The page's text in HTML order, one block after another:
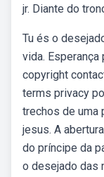
jr. Diante do
Tu és o
vida.
copyright
terms privacy
trechos de uma
jesus. A
do príncipe da
o desejado das